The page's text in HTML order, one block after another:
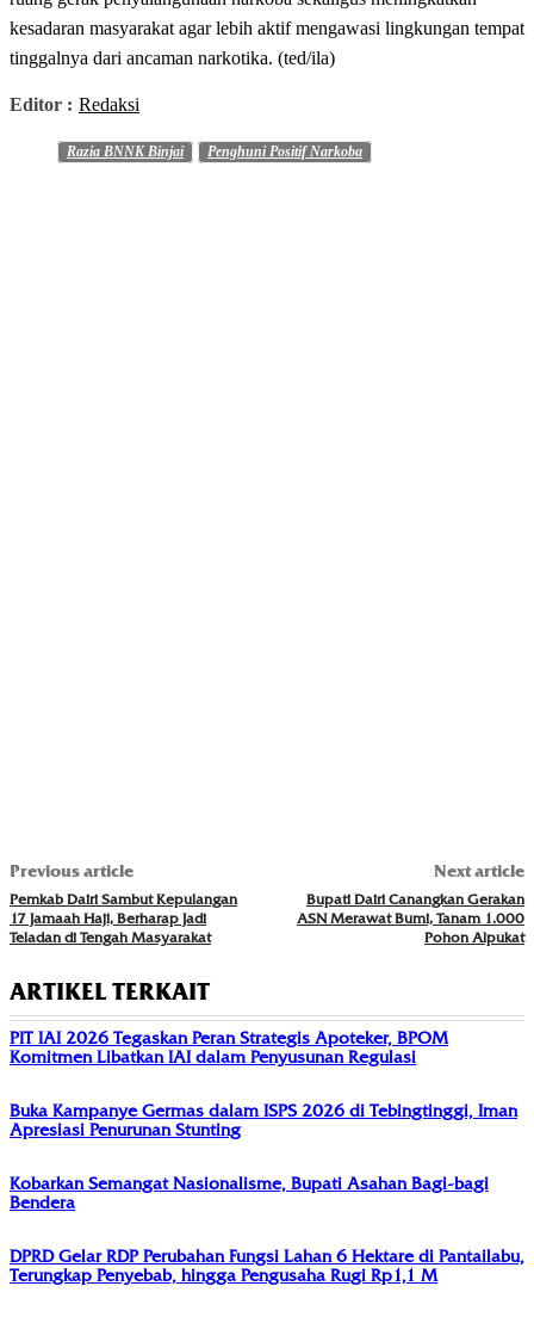
kesadaran masyarakat agar lebih aktif mengawasi lingkungan tempat
tinggalnya dari ancaman narkotika. (ted/ila)
Editor : Redaksi
Razia BNNK Binjai Penghuni Positif Narkoba
Previous article
Pemkab Dairi Sambut Kepulangan
17 Jamaah Haji, Berharap Jadi
Teladan di Tengah Masyarakat
Next article
Bupati Dairi Canangkan Gerakan
ASN Merawat Bumi, Tanam 1.000
Pohon Alpukat
ARTIKEL TERKAIT
PIT IAI 2026 Tegaskan Peran Strategis Apoteker, BPOM
Komitmen Libatkan IAI dalam Penyusunan Regulasi
Buka Kampanye Germas dalam ISPS 2026 di Tebingtinggi, Iman
Apresiasi Penurunan Stunting
Kobarkan Semangat Nasionalisme, Bupati Asahan Bagi-bagi
Bendera
DPRD Gelar RDP Perubahan Fungsi Lahan 6 Hektare di Pantailabu,
Terungkap Penyebab, hingga Pengusaha Rugi Rp1,1 M